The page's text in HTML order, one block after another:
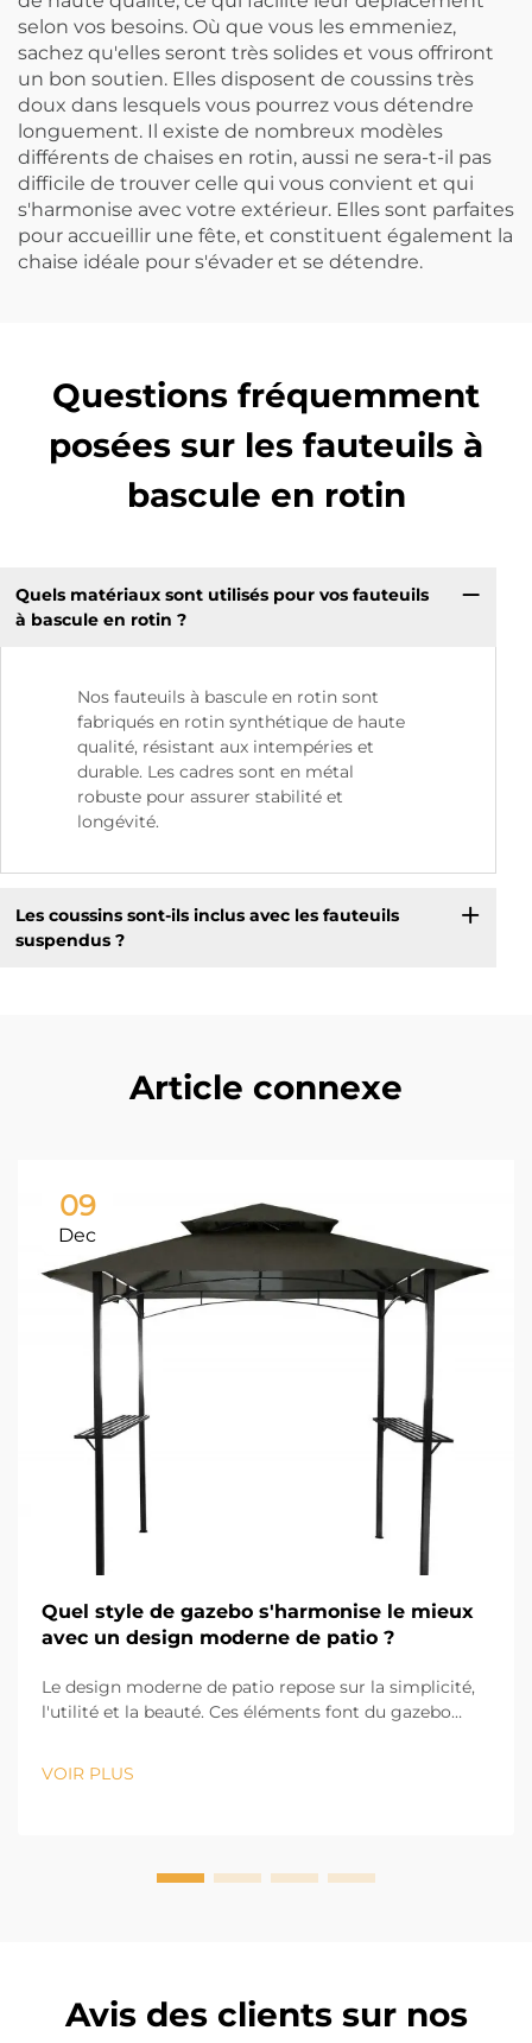
selon vos besoins. Où que vous les emmeniez,
sachez qu'elles seront très solides et vous offriront
un bon soutien. Elles disposent de coussins très
doux dans lesquels vous pourrez vous détendre
longuement. Il existe de nombreux modèles
différents de chaises en rotin, aussi ne sera-t-il pas
difficile de trouver celle qui vous convient et qui
s'harmonise avec votre extérieur. Elles sont parfaites
pour accueillir une fête, et constituent également la
chaise idéale pour s'évader et se détendre.
Questions fréquemment
posées sur les fauteuils à
bascule en rotin
Quels matériaux sont utilisés pour vos fauteuils
à bascule en rotin ?
Nos fauteuils à bascule en rotin sont
fabriqués en rotin synthétique de haute
qualité, résistant aux intempéries et
durable. Les cadres sont en métal
robuste pour assurer stabilité et
longévité.
Les coussins sont-ils inclus avec les fauteuils
suspendus ?
Article connexe
09
Dec
Quel style de gazebo s'harmonise le mieux
avec un design moderne de patio ?
Le design moderne de patio repose sur la simplicité,
l'utilité et la beauté. Ces éléments font du gazebo
en jouant un rôle clé dans l'esthétique visuelle de t...
VOIR PLUS
Avis des clients sur nos